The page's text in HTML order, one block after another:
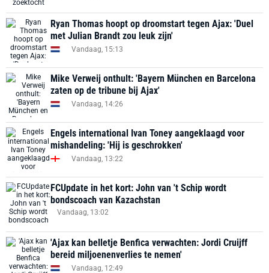
Ryan Thomas hoopt op droomstart tegen Ajax: 'Duel
met Julian Brandt zou leuk zijn'
Vandaag, 15:13
Mike Verweij onthult: 'Bayern München en Barcelona
zaten op de tribune bij Ajax'
Vandaag, 14:26
Engels international Ivan Toney aangeklaagd voor
mishandeling: 'Hij is geschrokken'
Vandaag, 13:22
FCUpdate in het kort: John van 't Schip wordt
bondscoach van Kazachstan
Vandaag, 13:02
'Ajax kan belletje Benfica verwachten: Jordi Cruijff
bereid miljoenenverlies te nemen'
Vandaag, 12:49